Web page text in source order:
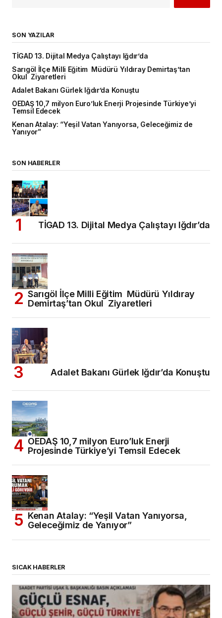
SON YAZILAR
TİGAD 13. Dijital Medya Çalıştayı Iğdır’da
Sarıgöl İlçe Milli Eğitim Müdürü Yıldıray Demirtaş’tan
Okul Ziyaretleri
Adalet Bakanı Gürlek Iğdır’da Konuştu
OEDAŞ 10,7 milyon Euro’luk Enerji Projesinde Türkiye’yi
Temsil Edecek
Kenan Atalay: “Yeşil Vatan Yanıyorsa, Geleceğimiz de
Yanıyor”
SON HABERLER
TİGAD 13. Dijital Medya Çalıştayı Iğdır’da
Sarıgöl İlçe Milli Eğitim Müdürü Yıldıray
Demirtaş’tan Okul Ziyaretleri
Adalet Bakanı Gürlek Iğdır’da Konuştu
OEDAŞ 10,7 milyon Euro’luk Enerji
Projesinde Türkiye’yi Temsil Edecek
Kenan Atalay: “Yeşil Vatan Yanıyorsa,
Geleceğimiz de Yanıyor”
SICAK HABERLER